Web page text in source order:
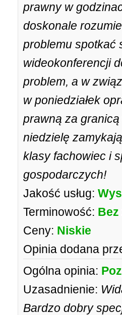
prawny w
doskonale
problemu spotkać
wideokonferencji
problem, a w
w poniedziałek
prawną za
niedzielę
klasy fachowiec i
gospodarczych!
Jakość usług:
Terminowość: Bez
Ceny: Niskie
Opinia dodana
Ogólna opinia:
Uzasadnienie:
Bardzo dobry